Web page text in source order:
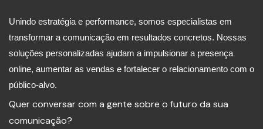
Unindo estratégia e performance, somos especialistas em
transformar a comunicação em resultados concretos. Nossas
soluções personalizadas ajudam a impulsionar a presença
online, aumentar as vendas e fortalecer o relacionamento com o
público-alvo.
Quer conversar com a gente sobre o futuro da sua
comunicação?